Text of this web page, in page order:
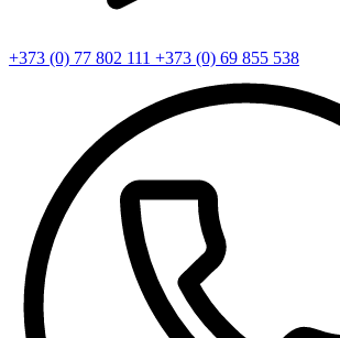
+373 (0) 77 802 111 +373 (0) 69 855 538